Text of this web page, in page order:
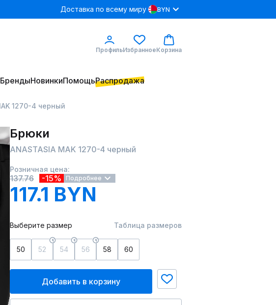
Доставка по всему миру BYN
ПрофильИзбранноеКорзина
БрендыНовинкиПомощьРаспродажа
1270-4 черный
Брюки
ANASTASIA MAK 1270-4 черный
Розничная цена:
137.76 -15% Подробнее
117.1 BYN
Выберите размер Таблица размеров
50 52 54 56 58 60
Добавить в корзину